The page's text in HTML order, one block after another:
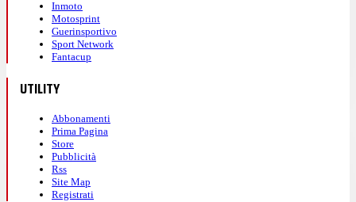
Inmoto
Motosprint
Guerinsportivo
Sport Network
Fantacup
UTILITY
Abbonamenti
Prima Pagina
Store
Pubblicità
Rss
Site Map
Registrati